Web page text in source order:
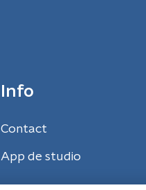
Info
Contact
App de studio